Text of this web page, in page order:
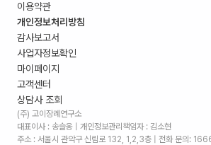
이용약관
개인정보처리방침
감사보고서
사업자정보확인
마이페이지
고객센터
상담사 조회
(주) 고이장례연구소
대표이사 : 송슬옹 | 개인정보관리책임자 : 김소현
주소 : 서울시 관악구 신림로 132, 1,2,3층 | 전화 문의: